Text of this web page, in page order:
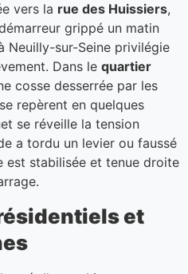
vers la rue des Huissiers,
grippé un matin
Neuilly-sur-Seine privilégie
Dans le quartier
cosse desserrée par les
repèrent en quelques
se réveille la tension
a tordu un levier ou faussé
est stabilisée et tenue droite
et